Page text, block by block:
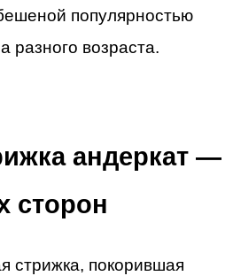
популярностью
разного возраста.
андеркат —
сторон
стрижка, покорившая